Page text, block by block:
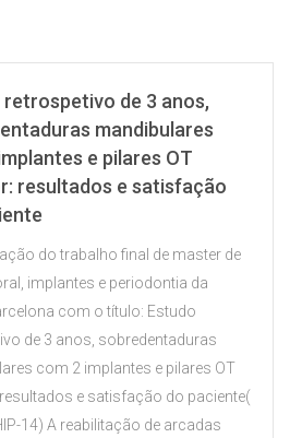
retrospetivo de 3 anos,
mandibulares
e pilares OT
resultados e satisfação
do trabalho final de master de
implantes e periodontia da
com o título: Estudo
de 3 anos, sobredentaduras
com 2 implantes e pilares OT
e satisfação do paciente(
14) A reabilitação de arcadas